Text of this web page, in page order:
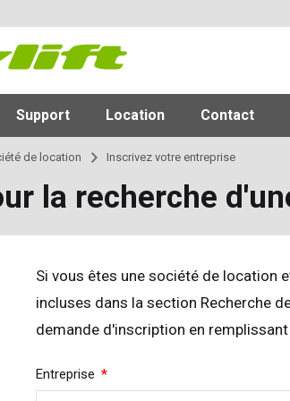
Support Location Contact
de location Inscrivez votre entreprise
la recherche
Si vous êtes une société de location
incluses dans la section Recherche
demande d'inscription en
Entreprise Required